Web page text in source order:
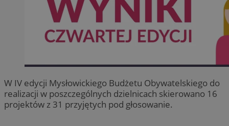
W IV edycji Mysłowickiego Budżetu Obywatelskiego do
realizacji w poszczególnych dzielnicach skierowano 16
projektów z 31 przyjętych pod głosowanie.